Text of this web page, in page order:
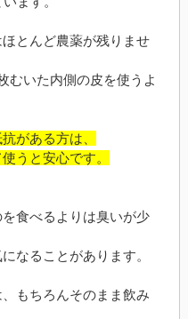
とんど農薬が残りませ
むいた内側の皮を使うよ
がある方は、
うと安心です。
食べるよりは臭いが少
なることがあります。
もちろんそのまま飲み